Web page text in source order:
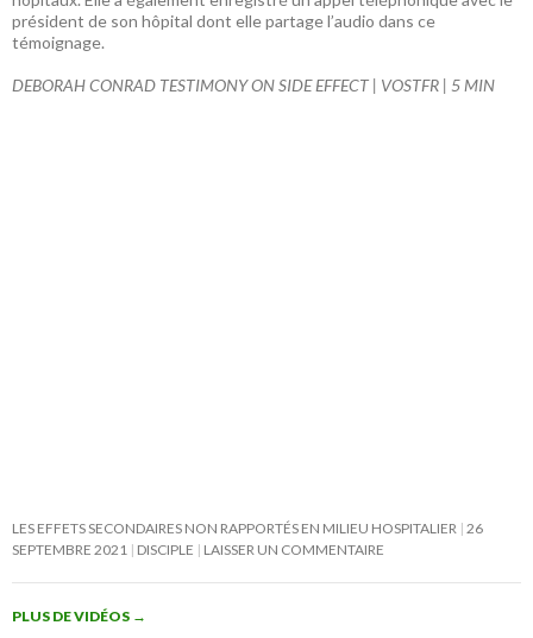
président de son hôpital dont elle partage l’audio dans ce
témoignage.
DEBORAH CONRAD TESTIMONY ON SIDE EFFECT | VOSTFR | 5 MIN
LES EFFETS SECONDAIRES NON RAPPORTÉS EN MILIEU HOSPITALIER 26
SEPTEMBRE 2021 DISCIPLE LAISSER UN COMMENTAIRE
PLUS DE VIDÉOS →